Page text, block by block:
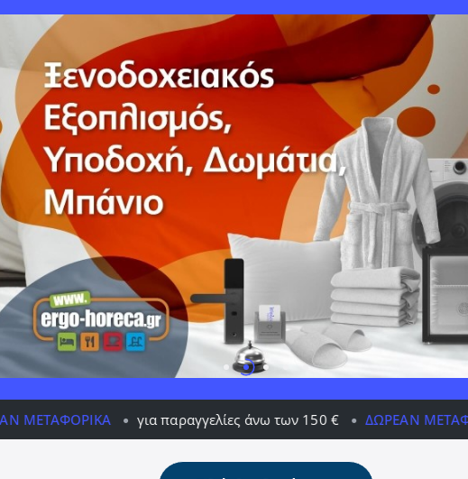
για παραγγελίες άνω των 150 € ΔΩΡΕΆΝ ΜΕΤΑΦΟΡΙΚΆ για